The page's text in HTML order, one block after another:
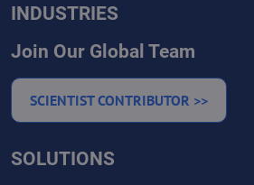
INDUSTRIES
Join Our Global Team
SCIENTIST CONTRIBUTOR >>
SOLUTIONS